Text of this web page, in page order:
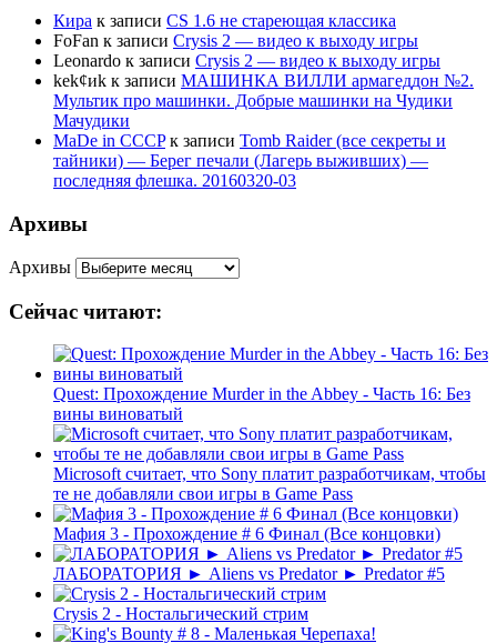
Кира к записи CS 1.6 не стареющая классика
FoFan к записи Crysis 2 — видео к выходу игры
Leonardo к записи Crysis 2 — видео к выходу игры
kek¢иk к записи МАШИНКА ВИЛЛИ армагеддон №2.
Мультик про машинки. Добрые машинки на Чудики
Мачудики
MaDe in CCCPк записи Tomb Raider (все секреты и
тайники) — Берег печали (Лагерь выживших) —
последняя флешка. 20160320-03
Архивы
Архивы
Сейчас читают:
Quest: Прохождение Murder in the Abbey - Часть 16: Без
вины виноватый
Microsoft считает, что Sony платит разработчикам, чтобы
те не добавляли свои игры в Game Pass
Мафия 3 - Прохождение # 6 Финал (Все концовки)
ЛАБОРАТОРИЯ ► Aliens vs Predator ► Predator #5
Crysis 2 - Ностальгический стрим